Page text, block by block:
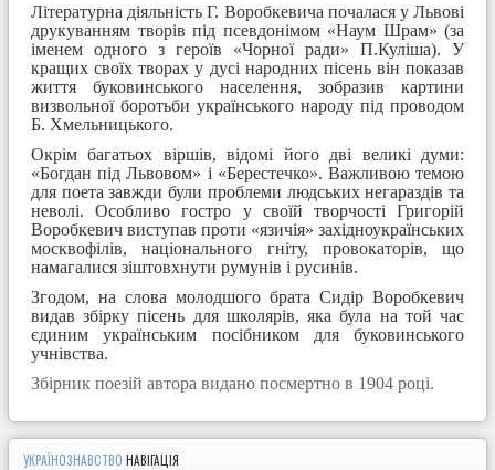
Літературна діяльність Г. Воробкевича почалася у Львові
друкуванням творів під псевдонімом «Наум Шрам» (за
іменем одного з героїв «Чорної ради» П.Куліша). У
кращих своїх творах у дусі народних пісень він показав
життя буковинського населення, зобразив картини
визвольної боротьби українського народу під проводом
Б. Хмельницького.
Окрім багатьох віршів, відомі його дві великі думи:
«Богдан під Львовом» і «Берестечко». Важливою темою
для поета завжди були проблеми людських негараздів та
неволі. Особливо гостро у своїй творчості Григорій
Воробкевич виступав проти «язичія» західноукраїнських
москвофілів, національного гніту, провокаторів, що
намагалися зіштовхнути румунів і русинів.
Згодом, на слова молодшого брата Сидір Воробкевич
видав збірку пісень для школярів, яка була на той час
єдиним українським посібником для буковинського
учнівства.
Збірник поезій автора видано посмертно в 1904 році.
УКРАЇНОЗНАВСТВО НАВІГАЦІЯ